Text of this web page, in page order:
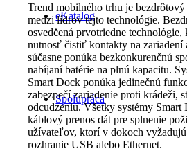
eKatalog
Spolupráca
Trend mobilného trhu je
medzi lídrov tejto technológie.
osvedčená prvotriedne
nutnosť čistiť kontakty na zariadení
súčasne ponúka bezkonkurenčnú
nabíjaní batérie na plnú kapacitu.
Smart Dock ponúka jedinečnú
zabezpečí zariadenie proti krádeži,
odcudzeniu. Všetky systémy
káblový prenos dát pre splnenie
užívateľov, ktorí v dokoch
rozhranie USB alebo Ethernet.